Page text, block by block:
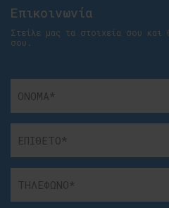
Επικοινωνία
Στείλε μας τα στοιχεία σου και
σου.